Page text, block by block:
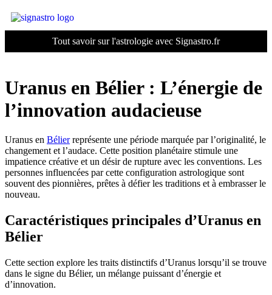
Tout savoir sur l'astrologie avec Signastro.fr
Uranus en Bélier : L’énergie de
l’innovation audacieuse
Uranus en Bélierreprésente une période marquée par l’originalité, le
changement et l’audace. Cette position planétaire stimule une
impatience créative et un désir de rupture avec les conventions. Les
personnes influencées par cette configuration astrologique sont
souvent des pionnières, prêtes à défier les traditions et à embrasser le
nouveau.
Caractéristiques principales d’Uranus en
Bélier
Cette section explore les traits distinctifs d’Uranus lorsqu’il se trouve
dans le signe du Bélier, un mélange puissant d’énergie et
d’innovation.